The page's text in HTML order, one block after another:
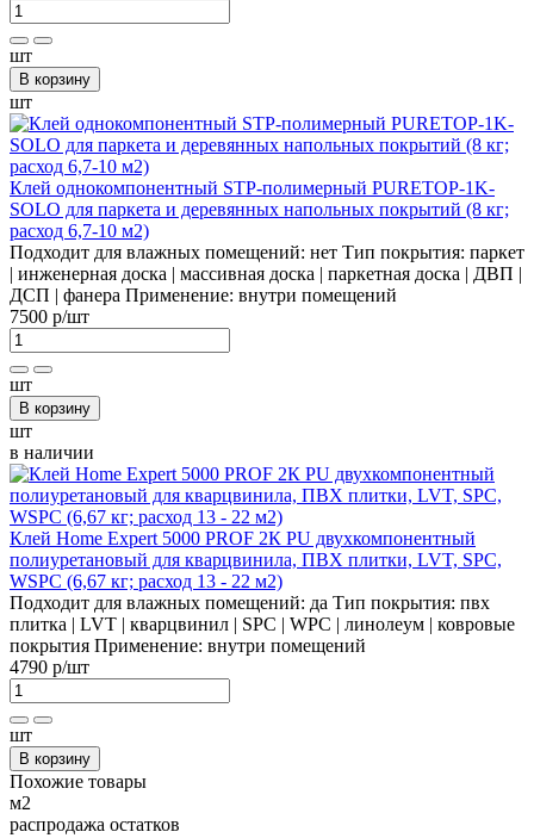
шт
В корзину
шт
Клей однокомпонентный STP-полимерный PURETOP-1K-
SOLO для паркета и деревянных напольных покрытий (8 кг;
расход 6,7-10 м2)
Подходит для влажных помещений: нет Тип покрытия: паркет
| инженерная доска | массивная доска | паркетная доска | ДВП |
ДСП | фанера Применение: внутри помещений
7500 р/шт
шт
В корзину
шт
в наличии
Клей Home Expert 5000 PROF 2К PU двухкомпонентный
полиуретановый для кварцвинила, ПВХ плитки, LVT, SPC,
WSPС (6,67 кг; расход 13 - 22 м2)
Подходит для влажных помещений: да Тип покрытия: пвх
плитка | LVT | кварцвинил | SPC | WPC | линолеум | ковровые
покрытия Применение: внутри помещений
4790 р/шт
шт
В корзину
Похожие товары
м2
распродажа остатков